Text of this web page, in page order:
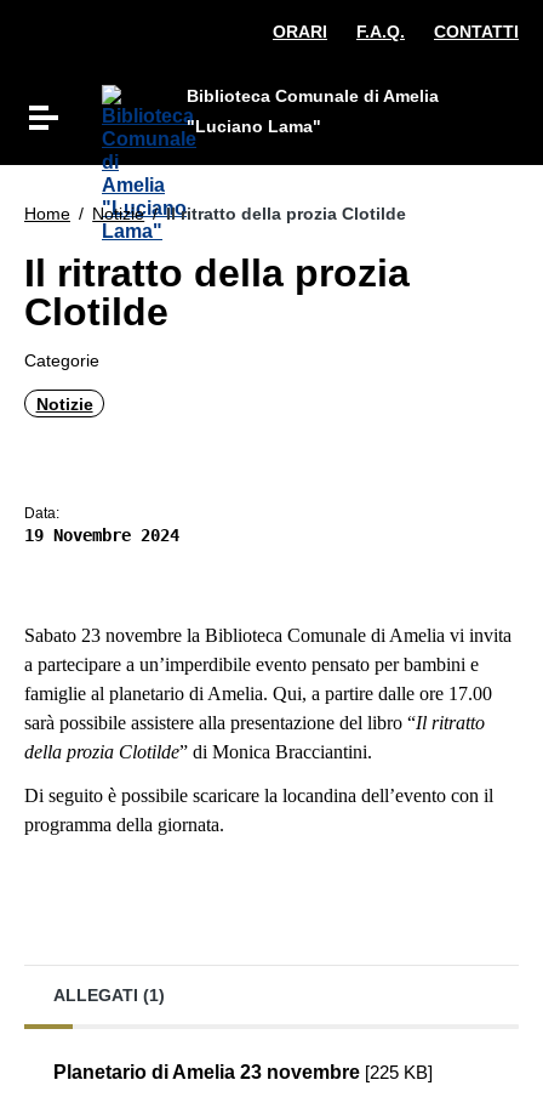
Vai al menu di navigazioneORARI F.A.Q. CONTATTI
Attiva / disattiva la navigazione
Biblioteca Comunale di Amelia
"Luciano Lama"
Home / Notizie / Il ritratto della prozia Clotilde
Il ritratto della prozia
Clotilde
Categorie
Notizie
Data:
19 Novembre 2024
ALLEGATI (1)
Planetario di Amelia 23 novembre [225 KB]
Sabato 23 novembre la Biblioteca Comunale di Amelia vi invita
a partecipare a un’imperdibile evento pensato per bambini e
famiglie al planetario di Amelia. Qui, a partire dalle ore 17.00
sarà possibile assistere alla presentazione del libro “Il ritratto
della prozia Clotilde” di Monica Bracciantini.
Di seguito è possibile scaricare la locandina dell’evento con il
programma della giornata.